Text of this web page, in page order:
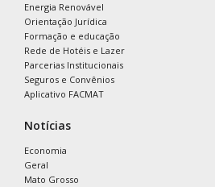
Energia Renovável
Orientação Jurídica
Formação e educação
Rede de Hotéis e Lazer
Parcerias Institucionais
Seguros e Convênios
Aplicativo FACMAT
Notícias
Economia
Geral
Mato Grosso